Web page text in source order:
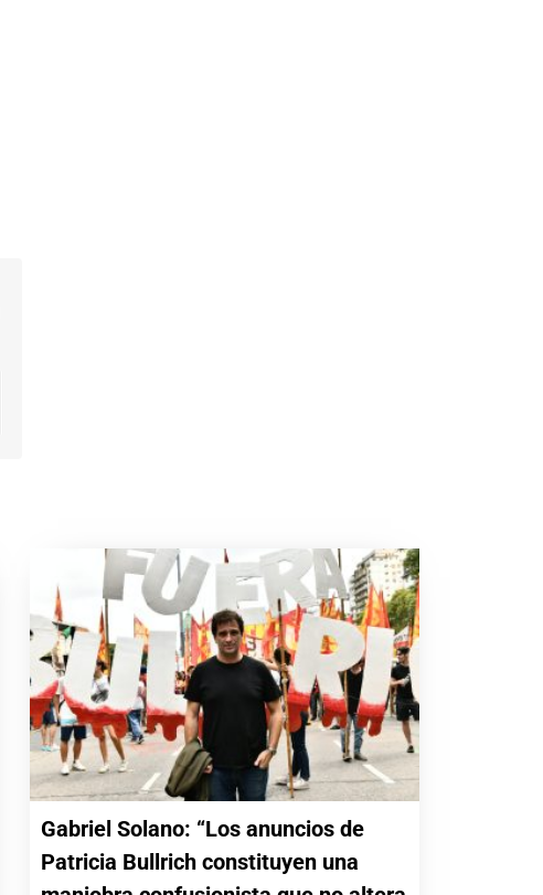
Gabriel Solano: “Los anuncios de
Patricia Bullrich constituyen una